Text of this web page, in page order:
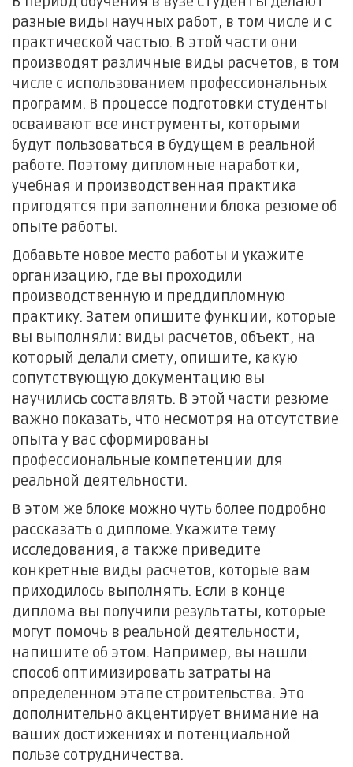
разные виды научных работ, в том числе и с
практической частью. В этой части они
производят различные виды расчетов, в том
числе с использованием профессиональных
программ. В процессе подготовки студенты
осваивают все инструменты, которыми
будут пользоваться в будущем в реальной
работе. Поэтому дипломные наработки,
учебная и производственная практика
пригодятся при заполнении блока резюме об
опыте работы.
Добавьте новое место работы и укажите
организацию, где вы проходили
производственную и преддипломную
практику. Затем опишите функции, которые
вы выполняли: виды расчетов, объект, на
который делали смету, опишите, какую
сопутствующую документацию вы
научились составлять. В этой части резюме
важно показать, что несмотря на отсутствие
опыта у вас сформированы
профессиональные компетенции для
реальной деятельности.
В этом же блоке можно чуть более подробно
рассказать о дипломе. Укажите тему
исследования, а также приведите
конкретные виды расчетов, которые вам
приходилось выполнять. Если в конце
диплома вы получили результаты, которые
могут помочь в реальной деятельности,
напишите об этом. Например, вы нашли
способ оптимизировать затраты на
определенном этапе строительства. Это
дополнительно акцентирует внимание на
ваших достижениях и потенциальной
пользе сотрудничества.